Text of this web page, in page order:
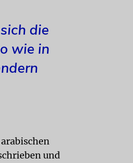
die
wie in
und